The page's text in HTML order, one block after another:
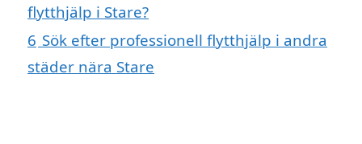
flytthjälp i Stare?
6 Sök efter professionell flytthjälp i andra
städer nära Stare